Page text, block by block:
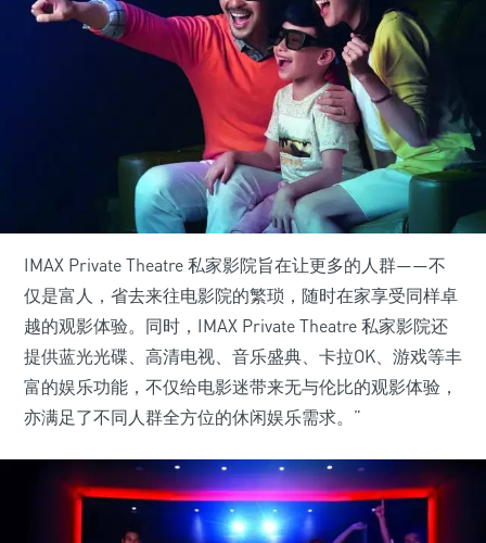
IMAX Private Theatre 私家影院旨在让更多的人群——不
仅是富人，省去来往电影院的繁琐，随时在家享受同样卓
越的观影体验。同时，IMAX Private Theatre 私家影院还
提供蓝光光碟、高清电视、音乐盛典、卡拉OK、游戏等丰
富的娱乐功能，不仅给电影迷带来无与伦比的观影体验，
亦满足了不同人群全方位的休闲娱乐需求。”